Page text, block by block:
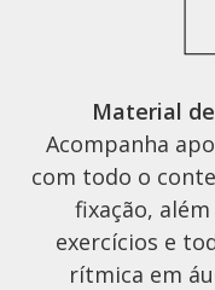
Material
Acompanha
com todo o
fixação,
exercícios e
rítmica em